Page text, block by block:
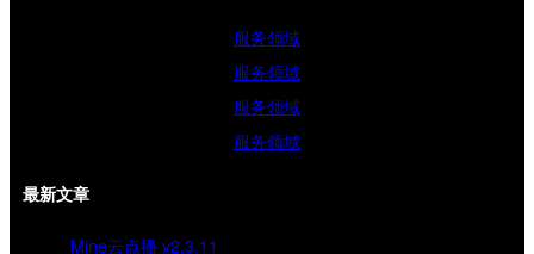
服务领域
服务领域
服务领域
服务领域
最新文章
Mine云点播 v2.3.11